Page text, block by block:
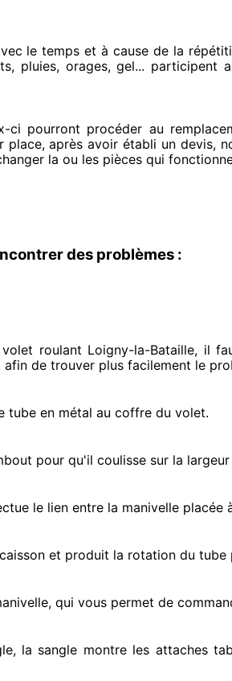
le temps et à cause de la
pluies, orages, gel... participent
ci pourront procéder au
place, après avoir établi un devis,
la ou les pièces qui
des problèmes :
roulant Loigny-la-Bataille, il
afin de trouver plus facilement le
tube en métal au coffre du volet.
pour qu'il coulisse sur la
le lien entre la manivelle placée
et produit la rotation du tube
qui vous permet de
la sangle montreles attaches